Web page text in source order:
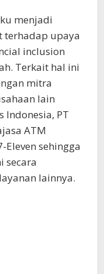
menjadi
terhadap upaya
inclusion
Terkait hal ini
mitra
lain
Indonesia, PT
ATM
Eleven sehingga
secara
lainnya.